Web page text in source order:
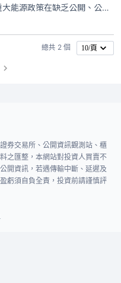
能源政策在缺乏公開、公正
通過，令人深感遺憾。這項
五％守法業者，使台灣綠電
企業勢必面臨綠電稀缺與成
半導體、AI與出口產業的國
總共 2 個 10/頁
券交易所、公開資訊觀測站、櫃
之匯整，本網站對投資人買賣不
開資訊，若遇傳輸中斷、延遲及
虧須自負全責，投資前請謹慎評